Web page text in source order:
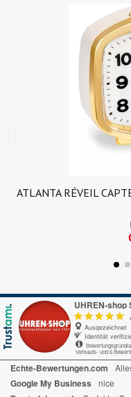
ATLANTA RÉVEIL
UHREN-shop
Ausgezeichnet
Identität
Verkaufs- und 6
Echte-Bewertungen.com
Google My Business nice